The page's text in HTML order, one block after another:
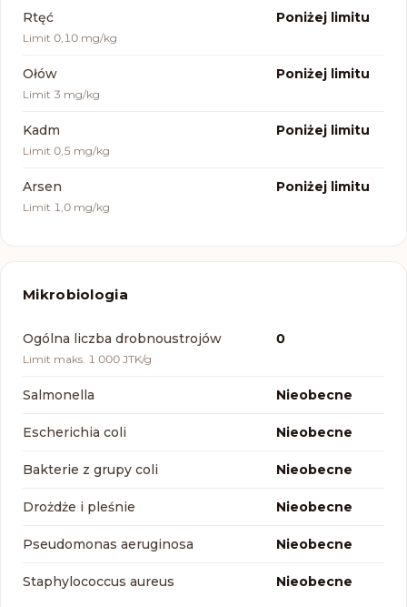
Parametr
Rtęć
Limit 0,10 mg/kg
Poniżej limitu
Ołów
Limit 3 mg/kg
Poniżej limitu
Kadm
Limit 0,5 mg/kg
Poniżej limitu
Arsen
Limit 1,0 mg/kg
Poniżej limitu
Mikrobiologia
ParametrWynik
Ogólna liczba drobnoustrojów
Limit maks. 1 000 JTK/g
0
Salmonella Nieobecne
Escherichia coli Nieobecne
Bakterie z grupy coli Nieobecne
Drożdże i pleśnie Nieobecne
Pseudomonas aeruginosa Nieobecne
Staphylococcus aureus Nieobecne